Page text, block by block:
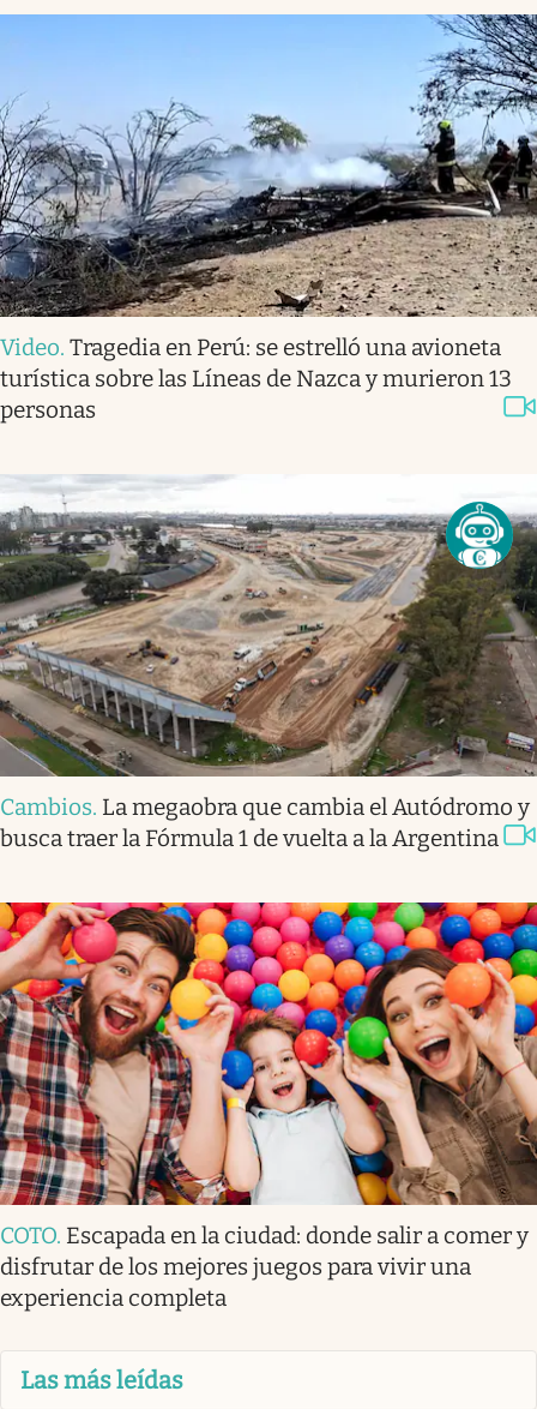
Video. Tragedia en Perú: se estrelló una avioneta
turística sobre las Líneas de Nazca y murieron 13
personas
Cambios. La megaobra que cambia el Autódromo y
busca traer la Fórmula 1 de vuelta a la Argentina
COTO. Escapada en la ciudad: donde salir a comer y
disfrutar de los mejores juegos para vivir una
experiencia completa
Las más leídas